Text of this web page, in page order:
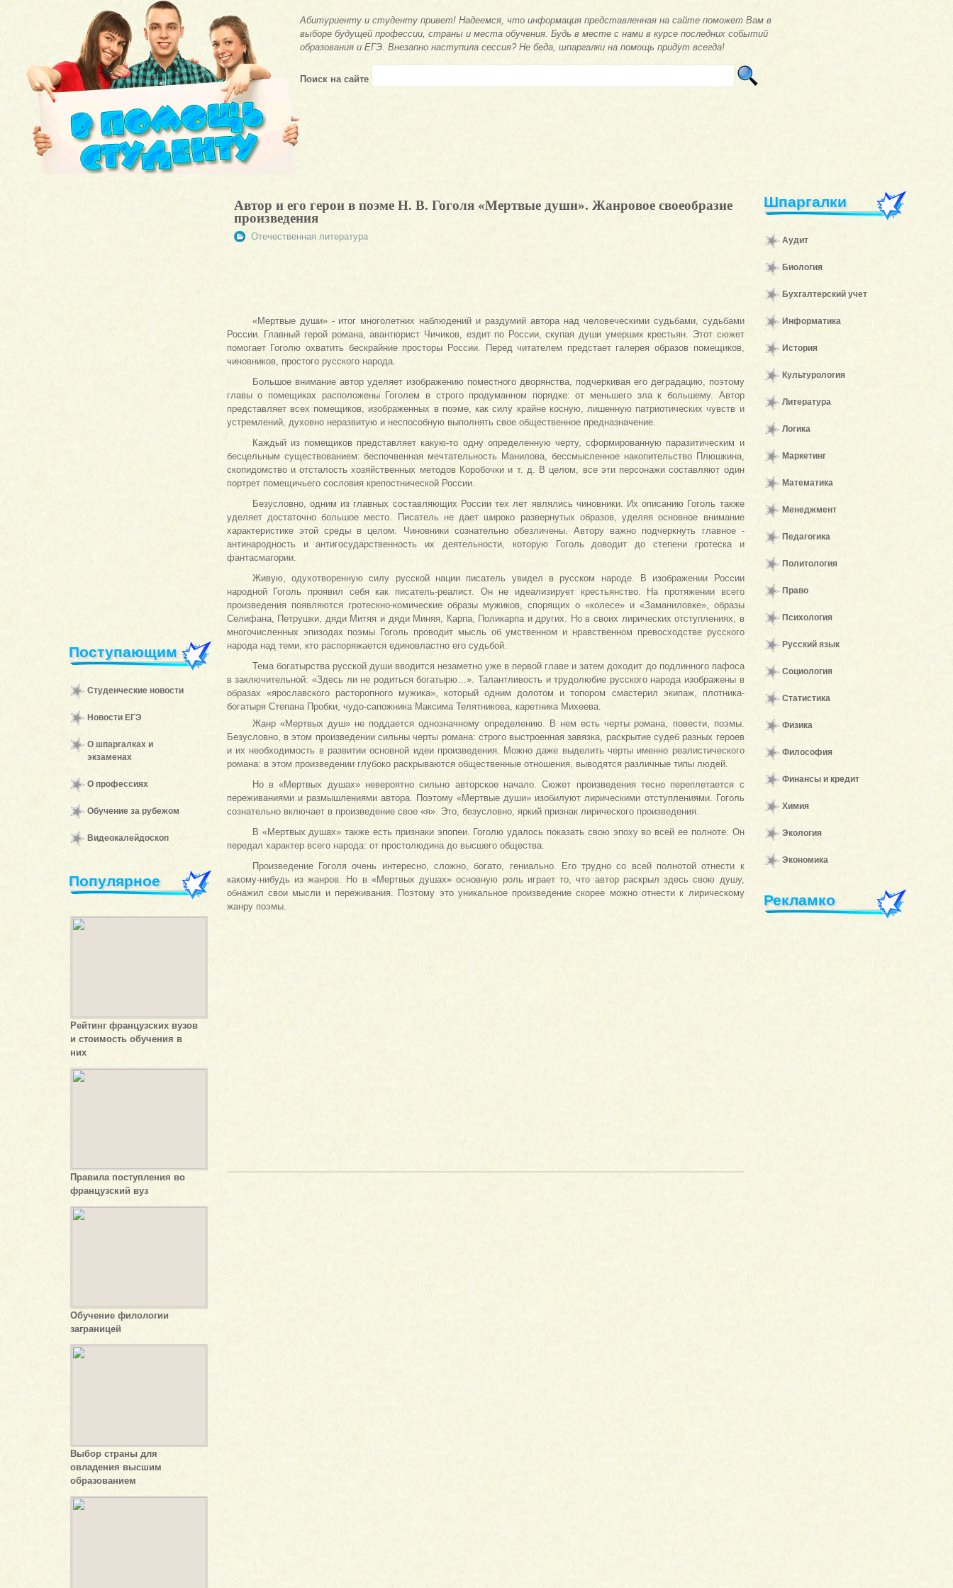
Абитуриенту и студенту привет! Надеемся, что информация представленная на сайте поможет Вам в
выборе будущей профессии, страны и места обучения. Будь в месте с нами в курсе последних событий
образования и ЕГЭ. Внезапно наступила сессия? Не беда, шпаргалки на помощь придут всегда!
Поиск на сайте
Поступающим
Студенческие новости
Новости ЕГЭ
О шпаргалках и
экзаменах
О профессиях
Обучение за рубежом
Видеокалейдоскоп
Популярное
Рейтинг французских вузов
и стоимость обучения в
них
Правила поступления во
французский вуз
Обучение филологии
заграницей
Выбор страны для
овладения высшим
образованием
Автор и его герои в поэме Н. В. Гоголя «Мертвые души». Жанровое своеобразие
произведения
Отечественная литература
«Мертвые души» - итог многолетних наблюдений и раздумий автора над человеческими судьбами, судьбами
России. Главный герой романа, авантюрист Чичиков, ездит по России, скупая души умерших крестьян. Этот сюжет
помогает Гоголю охватить бескрайние просторы России. Перед читателем предстает галерея образов помещиков,
чиновников, простого русского народа.
Большое внимание автор уделяет изображению поместного дворянства, подчеркивая его деградацию, поэтому
главы о помещиках расположены Гоголем в строго продуманном порядке: от меньшего зла к большему. Автор
представляет всех помещиков, изображенных в поэме, как силу крайне косную, лишенную патриотических чувств и
устремлений, духовно неразвитую и неспособную выполнять свое общественное предназначение.
Каждый из помещиков представляет какую-то одну определенную черту, сформированную паразитическим и
бесцельным существованием: беспочвенная мечтательность Манилова, бессмысленное накопительство Плюшкина,
скопидомство и отсталость хозяйственных методов Коробочки и т. д. В целом, все эти персонажи составляют один
портрет помещичьего сословия крепостнической России.
Безусловно, одним из главных составляющих России тех лет являлись чиновники. Их описанию Гоголь также
уделяет достаточно большое место. Писатель не дает широко развернутых образов, уделяя основное внимание
характеристике этой среды в целом. Чиновники сознательно обезличены. Автору важно подчеркнуть главное -
антинародность и антигосударственность их деятельности, которую Гоголь доводит до степени гротеска и
фантасмагории.
Живую, одухотворенную силу русской нации писатель увидел в русском народе. В изображении России
народной Гоголь проявил себя как писатель-реалист. Он не идеализирует крестьянство. На протяжении всего
произведения появляются гротескно-комические образы мужиков, спорящих о «колесе» и «Заманиловке», образы
Селифана, Петрушки, дяди Митяя и дяди Миняя, Карпа, Поликарпа и других. Но в своих лирических отступлениях, в
многочисленных эпизодах поэмы Гоголь проводит мысль об умственном и нравственном превосходстве русского
народа над теми, кто распоряжается единовластно его судьбой.
Тема богатырства русской души вводится незаметно уже в первой главе и затем доходит до подлинного пафоса
в заключительной: «Здесь ли не родиться богатырю…». Талантливость и трудолюбие русского народа изображены в
образах «ярославского расторопного мужика», который одним долотом и топором смастерил экипаж, плотника-
богатыря Степана Пробки, чудо-сапожника Максима Телятникова, каретника Михеева.
Жанр «Мертвых душ» не поддается однозначному определению. В нем есть черты романа, повести, поэмы.
Безусловно, в этом произведении сильны черты романа: строго выстроенная завязка, раскрытие судеб разных героев
и их необходимость в развитии основной идеи произведения. Можно даже выделить черты именно реалистического
романа: в этом произведении глубоко раскрываются общественные отношения, выводятся различные типы людей.
Но в «Мертвых душах» невероятно сильно авторское начало. Сюжет произведения тесно переплетается с
переживаниями и размышлениями автора. Поэтому «Мертвые души» изобилуют лирическими отступлениями. Гоголь
сознательно включает в произведение свое «я». Это, безусловно, яркий признак лирического произведения.
В «Мертвых душах» также есть признаки эпопеи. Гоголю удалось показать свою эпоху во всей ее полноте. Он
передал характер всего народа: от простолюдина до высшего общества.
Произведение Гоголя очень интересно, сложно, богато, гениально. Его трудно со всей полнотой отнести к
какому-нибудь из жанров. Но в «Мертвых душах» основную роль играет то, что автор раскрыл здесь свою душу,
обнажил свои мысли и переживания. Поэтому это уникальное произведение скорее можно отнести к лирическому
жанру поэмы.
Шпаргалки
Аудит
Биология
Бухгалтерский учет
Информатика
История
Культурология
Литература
Логика
Маркетинг
Математика
Менеджмент
Педагогика
Политология
Право
Психология
Русский язык
Социология
Статистика
Физика
Философия
Финансы и кредит
Химия
Экология
Экономика
Рекламко